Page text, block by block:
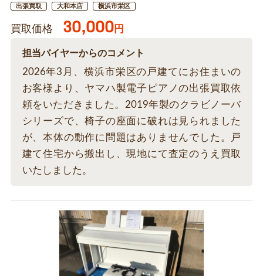
出張買取 大和本店 横浜市栄区
買取価格 30,000円
担当バイヤーからのコメント
2026年3月、横浜市栄区の戸建てにお住まいの
お客様より、ヤマハ製電子ピアノの出張買取依
頼をいただきました。2019年製のクラビノーバ
シリーズで、椅子の座面に破れは見られました
が、本体の動作に問題はありませんでした。戸
建て住宅から搬出し、現地にて査定のうえ買取
いたしました。